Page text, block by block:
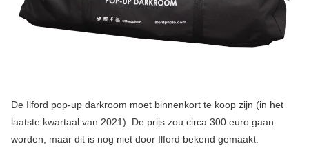
De Ilford pop-up darkroom moet binnenkort te koop zijn (in het
laatste kwartaal van 2021). De prijs zou circa 300 euro gaan
worden, maar dit is nog niet door Ilford bekend gemaakt.